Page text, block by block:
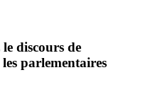
discours de
parlementaires